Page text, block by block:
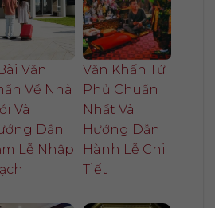
Văn
Về Nhà
Và
Dẫn
Lễ Nhập
Văn Khấn Tứ
Phủ Chuẩn
Nhất Và
Hướng Dẫn
Hành Lễ Chi
Tiết